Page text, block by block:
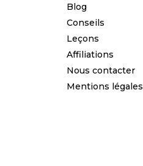
Blog
Conseils
Leçons
Affiliations
Nous contacter
Mentions légales